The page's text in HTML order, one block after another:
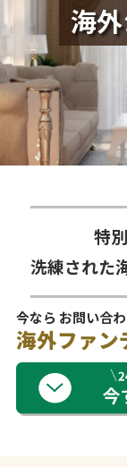
海
特
洗練された
今なら お問い合
海外ファン